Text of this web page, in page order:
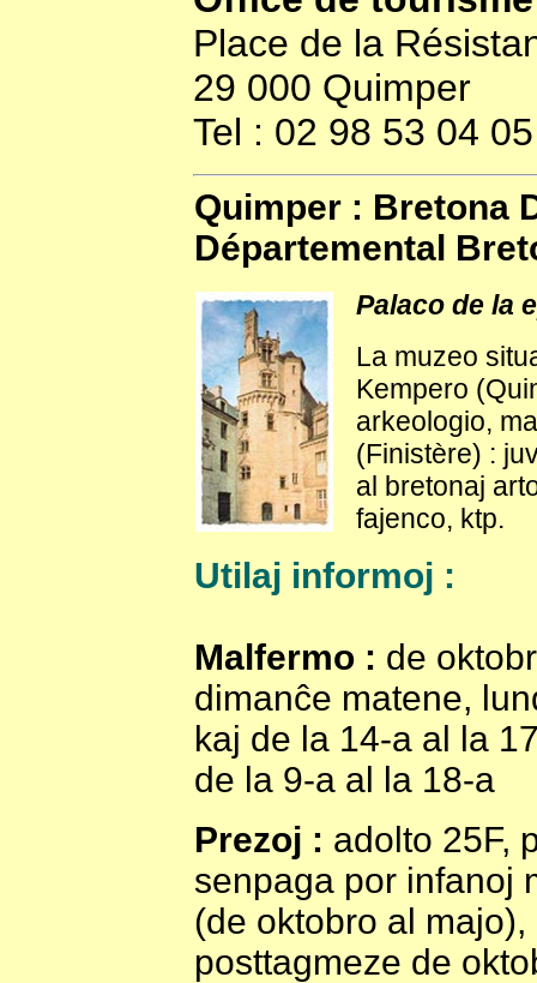
Place de la
29 000 Quimper
Tel : 02 98 53 04 05
Quimper : Bretona
Départemental
Palaco de la
La muzeo
Kempero
arkeologio,
(Finistère) :
al bretonaj
fajenco, ktp.
Utilaj informoj :
Malfermo : de
dimanĉe matene,
kaj de la 14-a al la
de la 9-a al la 18-a
Prezoj : adolto 25F,
senpaga por infanoj
(de oktobro al
posttagmeze de